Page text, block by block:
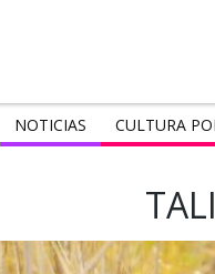
NOTICIAS CULTURA